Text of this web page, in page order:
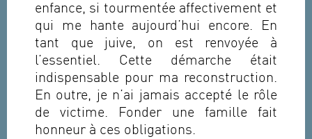
enfance, si tourmentée affectivement et
qui me hante aujourd’hui encore. En
tant que juive, on est renvoyée à
l’essentiel. Cette démarche était
indispensable pour ma reconstruction.
En outre, je n’ai jamais accepté le rôle
de victime. Fonder une famille fait
honneur à ces obligations.